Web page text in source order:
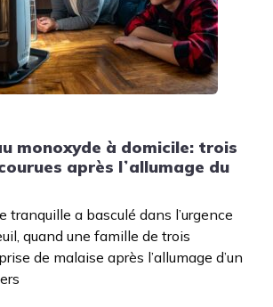
monoxyde à domicile: trois
après lʼallumage du
tranquille a basculé dans l’urgence
quand une famille de trois
de malaise après l’allumage d’un